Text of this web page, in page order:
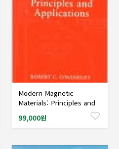
샘플도서신청
Modern Magnetic
Materials: Principles and
99,000원